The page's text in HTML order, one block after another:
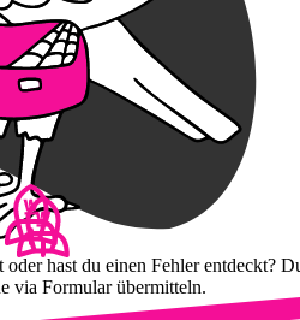
hast du einen Fehler entdeckt?
via Formular übermitteln.